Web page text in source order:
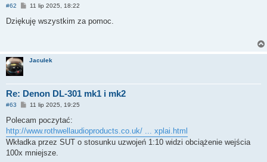
#62
P
s
11 lip 2025, 18:22
Dziękuję wszystkim za pomoc.
Jaculek
Re: Denon DL-301 mk1 i mk2
#63
P
s
11 lip 2025, 19:25
Polecam poczytać:
http://www.rothwellaudioproducts.co.uk/ ... xplai.html
Wkładka przez SUT o stosunku uzwojeń 1:10 widzi obciążenie wejścia
100x mniejsze.